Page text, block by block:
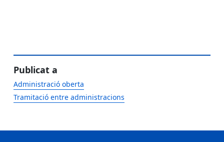
Publicat a
Administració oberta
Tramitació entre administracions